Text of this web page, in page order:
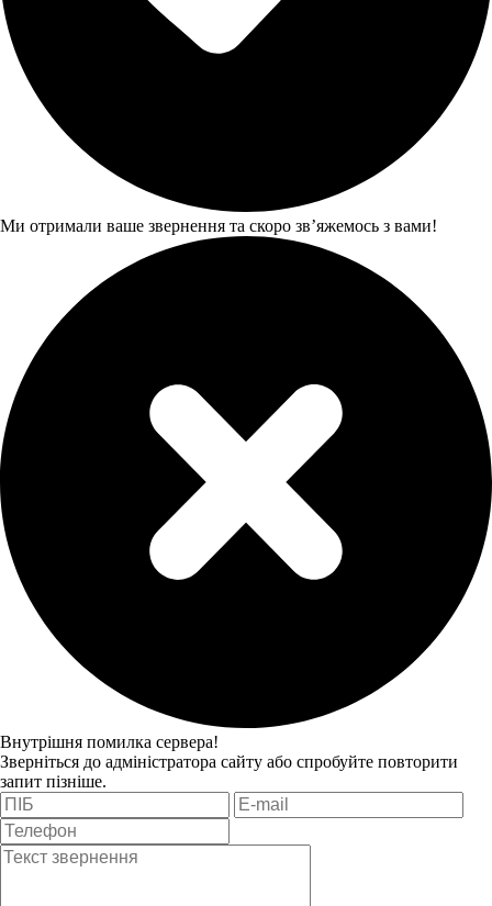
Ми отримали ваше звернення та скоро звʼяжемось з вами!
Внутрішня помилка сервера!
Зверніться до адміністратора сайту або спробуйте повторити
запит пізніше.